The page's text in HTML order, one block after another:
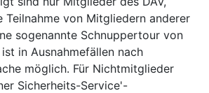
Teilnahme von Mitgliedern anderer
sogenannte Schnuppertour von
in Ausnahmefällen nach
möglich. Für Nichtmitglieder
Sicherheits-Service'-